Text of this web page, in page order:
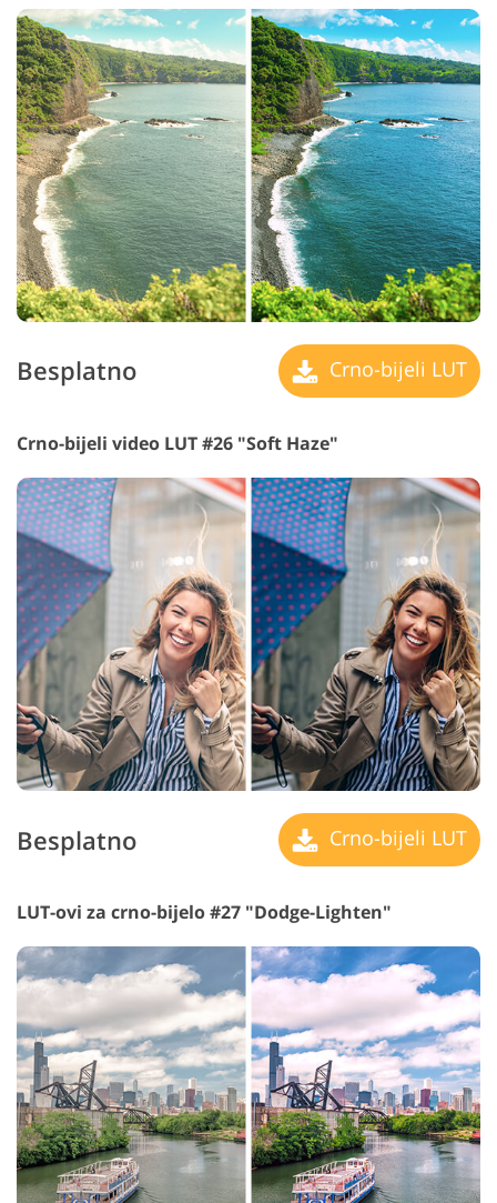
Besplatno Crno-bijeli LUT
Crno-bijeli video LUT #26 "Soft Haze"
Besplatno Crno-bijeli LUT
LUT-ovi za crno-bijelo #27 "Dodge-Lighten"